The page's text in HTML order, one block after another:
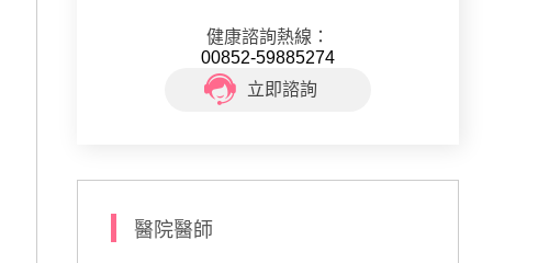
健康諮詢熱線：
00852-59885274
立即諮詢
醫院醫師